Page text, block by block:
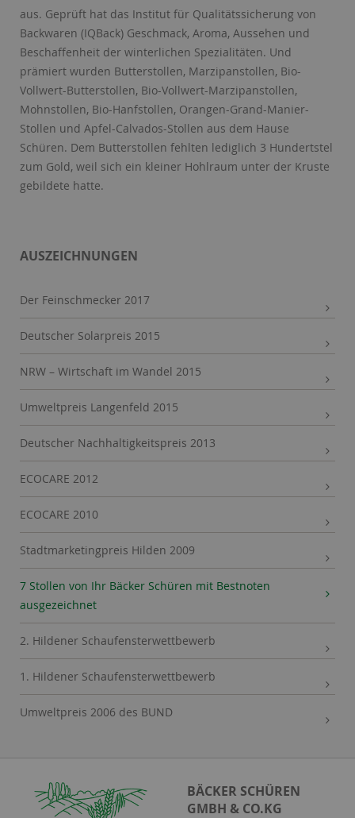
aus. Geprüft hat das Institut für Qualitätssicherung von
Backwaren (IQBack) Geschmack, Aroma, Aussehen und
Beschaffenheit der winterlichen Spezialitäten. Und
prämiert wurden Butterstollen, Marzipanstollen, Bio-
Vollwert-Butterstollen, Bio-Vollwert-Marzipanstollen,
Mohnstollen, Bio-Hanfstollen, Orangen-Grand-Manier-
Stollen und Apfel-Calvados-Stollen aus dem Hause
Schüren. Dem Butterstollen fehlten lediglich 3 Hundertstel
zum Gold, weil sich ein kleiner Hohlraum unter der Kruste
gebildete hatte.
AUSZEICHNUNGEN
Der Feinschmecker 2017
Deutscher Solarpreis 2015
NRW – Wirtschaft im Wandel 2015
Umweltpreis Langenfeld 2015
Deutscher Nachhaltigkeitspreis 2013
ECOCARE 2012
ECOCARE 2010
Stadtmarketingpreis Hilden 2009
7 Stollen von Ihr Bäcker Schüren mit Bestnoten
ausgezeichnet
2. Hildener Schaufensterwettbewerb
1. Hildener Schaufensterwettbewerb
Umweltpreis 2006 des BUND
BÄCKER SCHÜREN
GMBH & CO.KG
Name:
Session
Zweck:
Speichert die aktuelle Session des Besuchers
Cookies:
PHPSESSID
Laufzeit:
Dauer der Browsersitzung
Name:
Resolution
Zweck:
Speichert die Auflösung des Browserfensters
Cookies:
resolution
Laufzeit:
Dauer der Browsersitzung